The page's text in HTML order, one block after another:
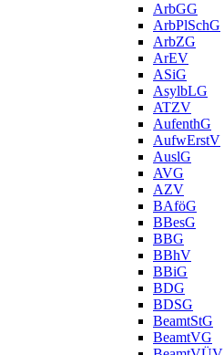
ArbGG
ArbPlSchG
ArbZG
ArEV
ASiG
AsylbLG
ATZV
AufenthG
AufwErstV
AuslG
AVG
AZV
BAföG
BBesG
BBG
BBhV
BBiG
BDG
BDSG
BeamtStG
BeamtVG